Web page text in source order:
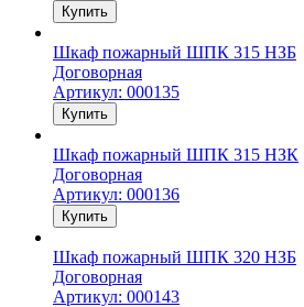
Купить
Шкаф пожарный ШПК 315 НЗБ
Договорная
Артикул: 000135
Купить
Шкаф пожарный ШПК 315 НЗК
Договорная
Артикул: 000136
Купить
Шкаф пожарный ШПК 320 НЗБ
Договорная
Артикул: 000143